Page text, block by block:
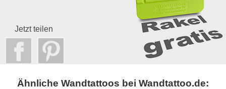
Jetzt teilen
Ähnliche Wandtattoos bei Wandtattoo.de: